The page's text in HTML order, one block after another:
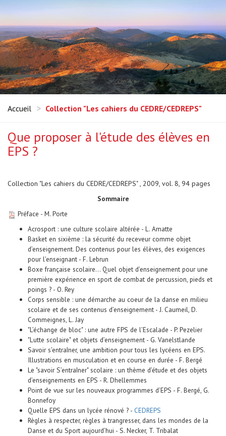
Accueil Collection "Les cahiers du CEDRE/CEDREPS"
Que proposer à l'étude des élèves en
EPS ?
Collection "Les cahiers du CEDRE/CEDREPS" , 2009, vol. 8, 94 pages
Sommaire
Préface - M. Porte
Acrosport : une culture scolaire altérée - L. Amatte
Basket en sixième : la sécurité du receveur comme objet
d’enseignement. Des contenus pour les élèves, des exigences
pour l’enseignant - F. Lebrun
Boxe française scolaire... Quel objet d’enseignement pour une
première expérience en sport de combat de percussion, pieds et
poings ? - O. Rey
Corps sensible : une démarche au coeur de la danse en milieu
scolaire et de ses contenus d’enseignement - J. Caumeil, D.
Commeignes, L. Jay
"L’échange de bloc" : une autre FPS de l’Escalade - P. Pezelier
"Lutte scolaire" et objets d’enseignement - G. Vanelstlande
Savoir s’entraîner, une ambition pour tous les lycéens en EPS.
Illustrations en musculation et en course en durée - F. Bergé
Le "savoir S’entraîner" scolaire : un thème d’étude et des objets
d’enseignements en EPS - R. Dhellemmes
Point de vue sur les nouveaux programmes d’EPS - F. Bergé, G.
Bonnefoy
Quelle EPS dans un lycée rénové ? - CEDREPS
Règles à respecter, règles à trangresser, dans les mondes de la
Danse et du Sport aujourd’hui - S. Necker, T. Tribalat